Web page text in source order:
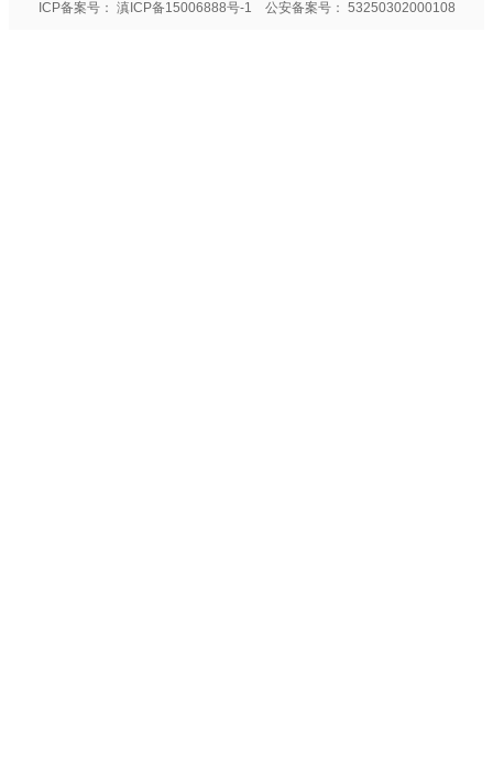
ICP备案号： 滇ICP备15006888号-1 公安备案号： 53250302000108